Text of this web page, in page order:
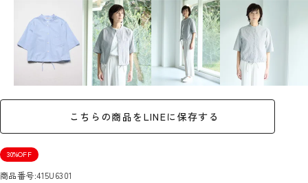
こちらの商品をLINEに保存する
30%OFF
商品番号 415U6301